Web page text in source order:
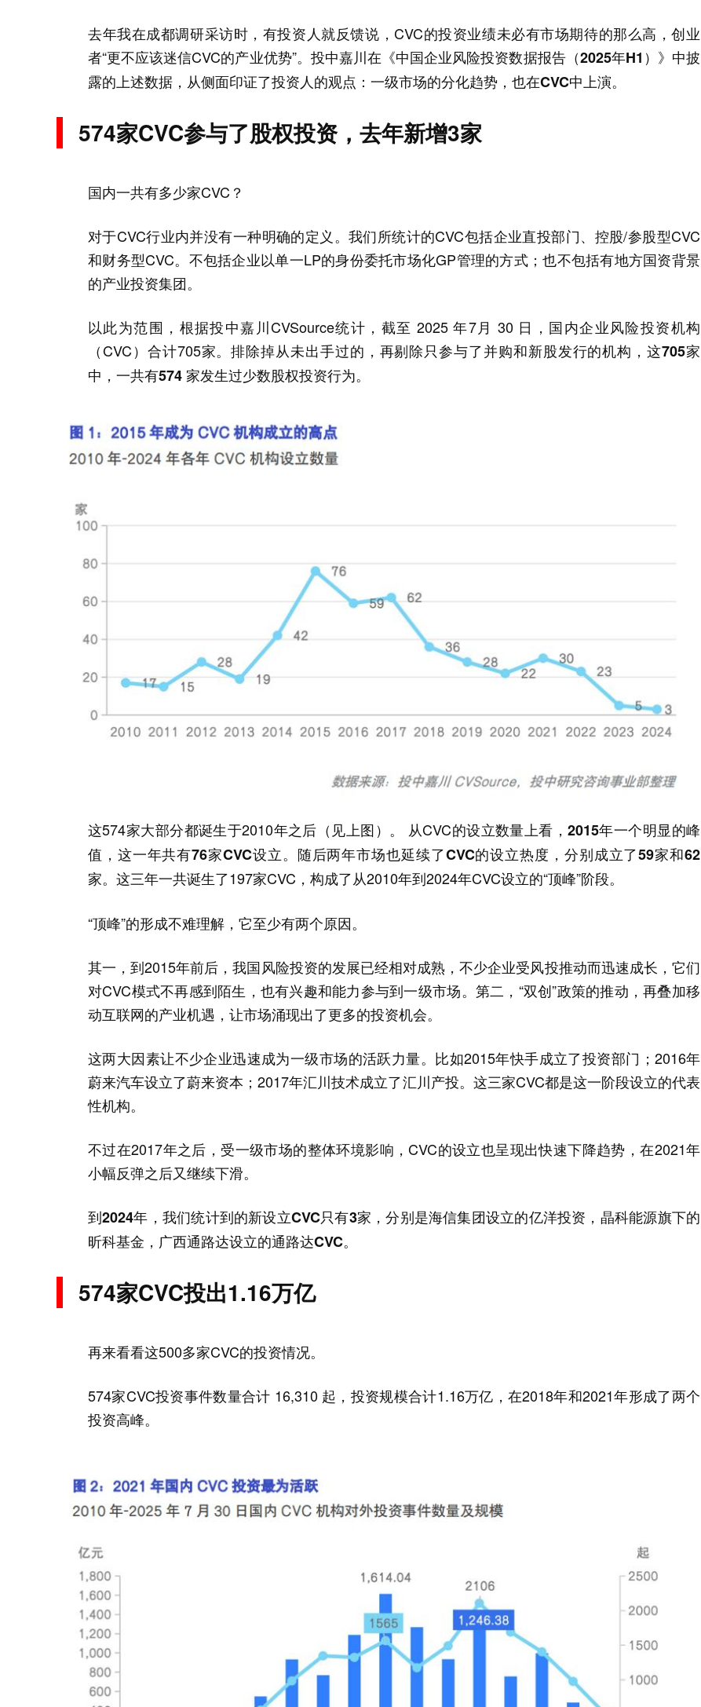
去年我在成都调研采访时，有投资人就反馈说，CVC的投资业绩未必有市场期待的那么高，创业
者“更不应该迷信CVC的产业优势”。投中嘉川在 《中国企业风险投资数据报告（2025年H1）》 中披
露的上述数据，从侧面印证了投资人的观点： 一级市场的分化趋势，也在CVC中上演。
574家CVC参与了股权投资，去年新增3家
国内一共有多少家CVC？
对于CVC行业内并没有一种明确的定义。我们所统计的CVC包括企业直投部门、控股/参股型CVC
和财务型CVC。不包括企业以单一LP的身份委托市场化GP管理的方式；也不包括有地方国资背景
的产业投资集团。
以此为范围，根据投中嘉川CVSource统计，截至 2025 年7月 30 日，国内企业风险投资机构
（CVC）合计705家。排除掉从未出手过的，再剔除只参与了并购和新股发行的机构，这705家
中，一共有574 家发生过少数股权投资行为。
这574家大部分都诞生于2010年之后（见上图）。 从CVC的设立数量上看，2015年一个明显的峰
值，这一年共有76家CVC设立。随后两年市场也延续了CVC的设立热度，分别成立了59家和62
家。 这三年一共诞生了197家CVC，构成了从2010年到2024年CVC设立的“顶峰”阶段。
“顶峰”的形成不难理解，它至少有两个原因。
其一，到2015年前后，我国风险投资的发展已经相对成熟，不少企业受风投推动而迅速成长，它们
对CVC模式不再感到陌生，也有兴趣和能力参与到一级市场。第二，“双创”政策的推动，再叠加移
动互联网的产业机遇，让市场涌现出了更多的投资机会。
这两大因素让不少企业迅速成为一级市场的活跃力量。比如2015年快手成立了投资部门；2016年
蔚来汽车设立了蔚来资本；2017年汇川技术成立了汇川产投。这三家CVC都是这一阶段设立的代表
性机构。
不过在2017年之后，受一级市场的整体环境影响，CVC的设立也呈现出快速下降趋势，在2021年
小幅反弹之后又继续下滑。
到2024年，我们统计到的新设立CVC只有3家，分别是海信集团设立的亿洋投资，晶科能源旗下的
昕科基金，广西通路达设立的通路达CVC。
574家CVC投出1.16万亿
再来看看这500多家CVC的投资情况。
574家CVC投资事件数量合计 16,310 起，投资规模合计1.16万亿，在2018年和2021年形成了两个
投资高峰。